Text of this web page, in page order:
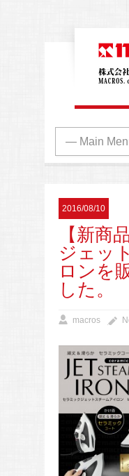
2016/08/10
【新商
ジェッ
ロンを
した。
macros